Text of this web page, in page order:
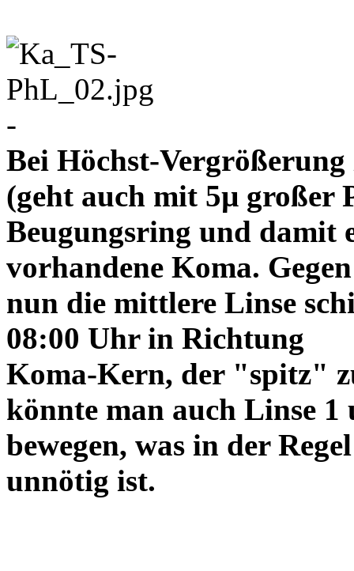
-
Bei Höchst-
(geht auch mit 5µ großer
Beugungsring und damit
vorhandene Koma.
nun die mittlere Linse
08:00 Uhr in Richtung
Koma-Kern, der "spitz"
könnte man auch Linse
bewegen, was in der Regel
unnötig ist.